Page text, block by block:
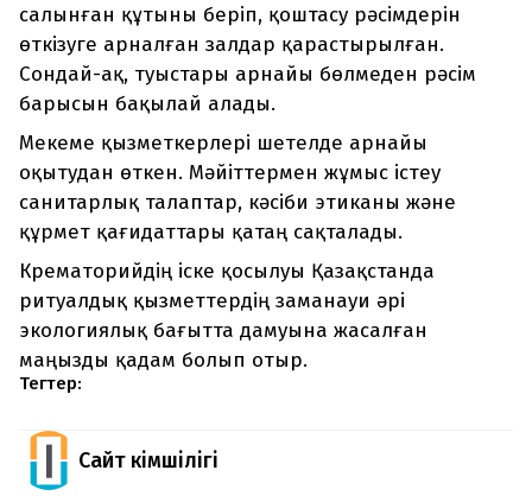
салынған құтыны беріп, қоштасу рәсімдерін
өткізуге арналған залдар қарастырылған.
Сондай-ақ, туыстары арнайы бөлмеден рәсім
барысын бақылай алады.
Мекеме қызметкерлері шетелде арнайы
оқытудан өткен. Мәйіттермен жұмыс істеу
санитарлық талаптар, кәсіби этиканы және
құрмет қағидаттары қатаң сақталады.
Крематорийдің іске қосылуы Қазақстанда
ритуалдық қызметтердің заманауи әрі
экологиялық бағытта дамуына жасалған
маңызды қадам болып отыр.
Тегтер:
Сайт Әкімшілігі